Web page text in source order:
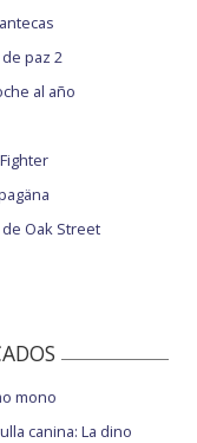
paz 2
al año
Oak Street
mono
canina: La dino